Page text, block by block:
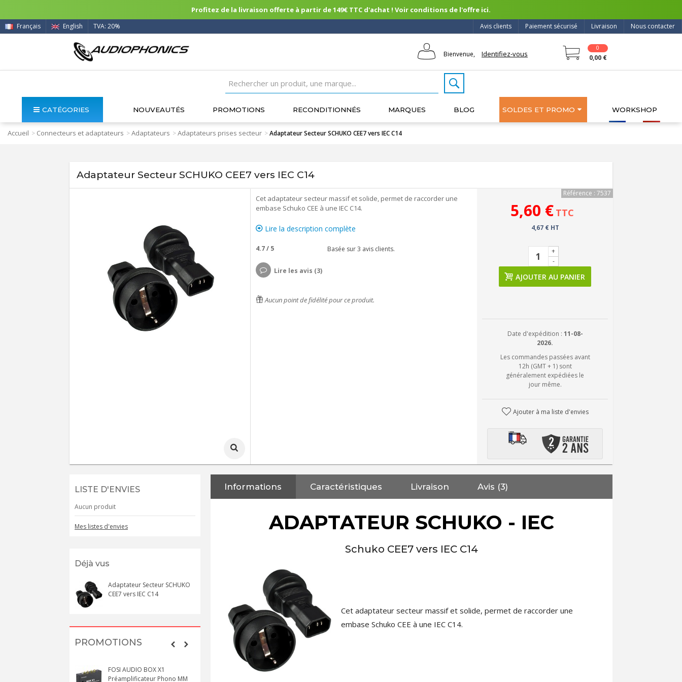
Profitez de la livraison offerte à partir de 149€ TTC d'achat ! Voir conditions de l'offre ici.
Nous contacter
Livraison
Paiement sécurisé
Avis clients
Français English TVA: 20%
Bienvenue, Identifiez-vous
0
0,00 €
CATÉGORIES NOUVEAUTÉS PROMOTIONS RECONDITIONNÉS MARQUES BLOG SOLDES ET PROMO WORKSHOP
Accueil > Connecteurs et adaptateurs >Adaptateurs >Adaptateurs prises secteur >Adaptateur Secteur SCHUKO CEE7 vers IEC C14
Adaptateur Secteur SCHUKO CEE7 vers IEC C14
Cet adaptateur secteur massif et solide, permet de raccorder une
embase Schuko CEE à une IEC C14.
Lire la description complète
4.7/ 5 Basée sur3 avis clients.
Lire les avis (3)
Aucun point de fidélité pour ce produit.
Référence : 7537
5,60 € TTC
4,67 € HT
-
+
AJOUTER AU PANIER
Date d'expédition : 11-08-
2026.
Les commandes passées avant
12h (GMT + 1) sont
généralement expédiées le
jour même.
Ajouter à ma liste d'envies
LISTE D'ENVIES
Aucun produit
Mes listes d'envies
Déjà vus
Adaptateur Secteur SCHUKO
CEE7 vers IEC C14
PROMOTIONS
FOSI AUDIO BOX X1
Préamplificateur Phono MM
NEUTRIK NC3FXX Connecteur
Informations Caractéristiques Livraison Avis (3)
ADAPTATEUR SCHUKO - IEC
Schuko CEE7 vers IEC C14
Cet adaptateur secteur massif et solide, permet de raccorder une
embase Schuko CEE à une IEC C14.